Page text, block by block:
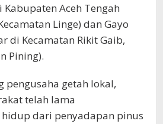
Aceh Tengah
Linge) dan Gayo
di Kecamatan Rikit Gaib,
Pining).
pengusaha getah lokal,
telah lama
dari penyadapan pinus